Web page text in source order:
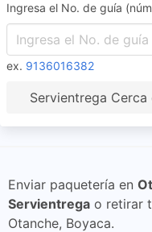
Ingresa el No. de guía
ex. 9136016382
Servientrega
Enviar paquetería en
Servientrega o retirar
Otanche, Boyaca.